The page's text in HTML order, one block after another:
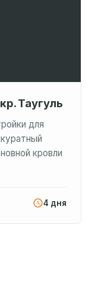
Таугуль
для
кровли
4 дня